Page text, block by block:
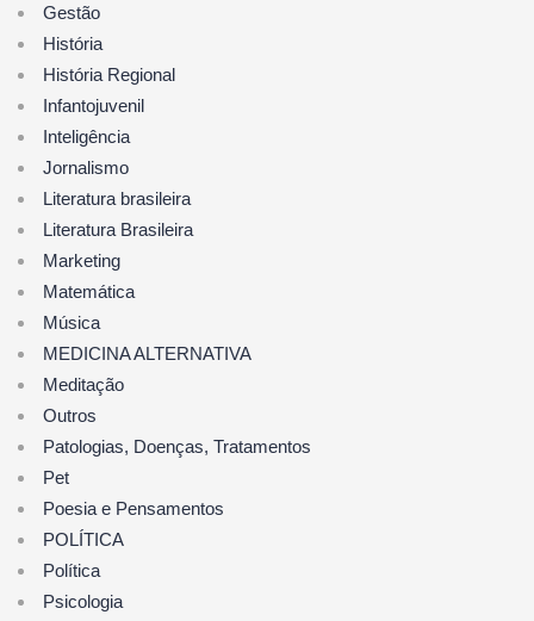
Gestão
História
História Regional
Infantojuvenil
Inteligência
Jornalismo
Literatura brasileira
Literatura Brasileira
Marketing
Matemática
Música
MEDICINA ALTERNATIVA
Meditação
Outros
Patologias, Doenças, Tratamentos
Pet
Poesia e Pensamentos
POLÍTICA
Política
Psicologia